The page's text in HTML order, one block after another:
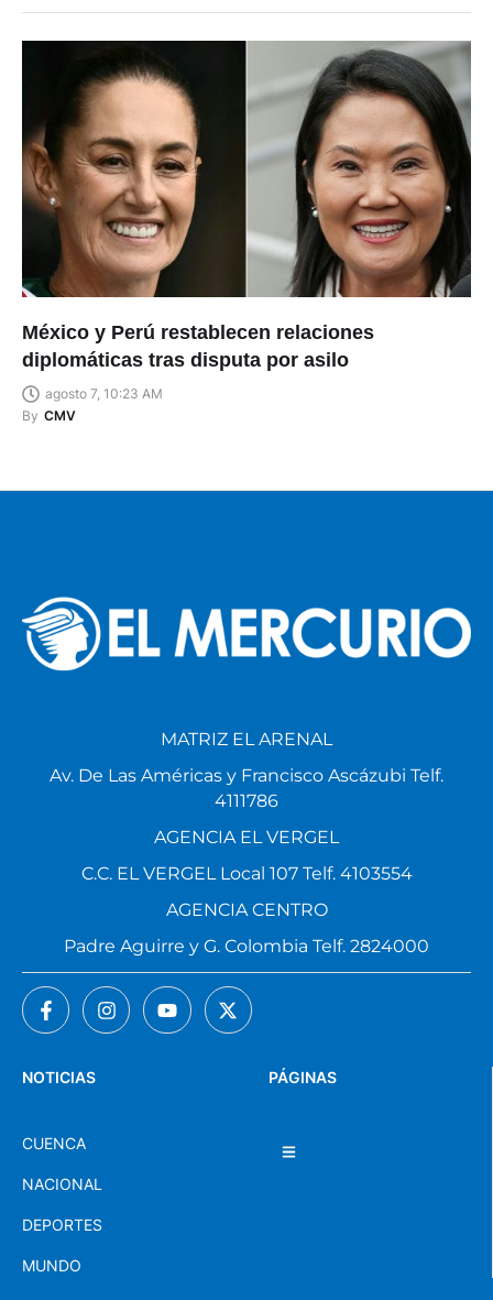
México y Perú restablecen relaciones
diplomáticas tras disputa por asilo
agosto 7, 10:23 AM
By CMV
PÁGINAS
NOTICIAS
CUENCA
NACIONAL
DEPORTES
MUNDO
MATRIZ EL ARENAL
Av. De Las Américas y Francisco Ascázubi Telf.
4111786
AGENCIA EL VERGEL
C.C. EL VERGEL Local 107 Telf. 4103554
AGENCIA CENTRO
Padre Aguirre y G. Colombia Telf. 2824000